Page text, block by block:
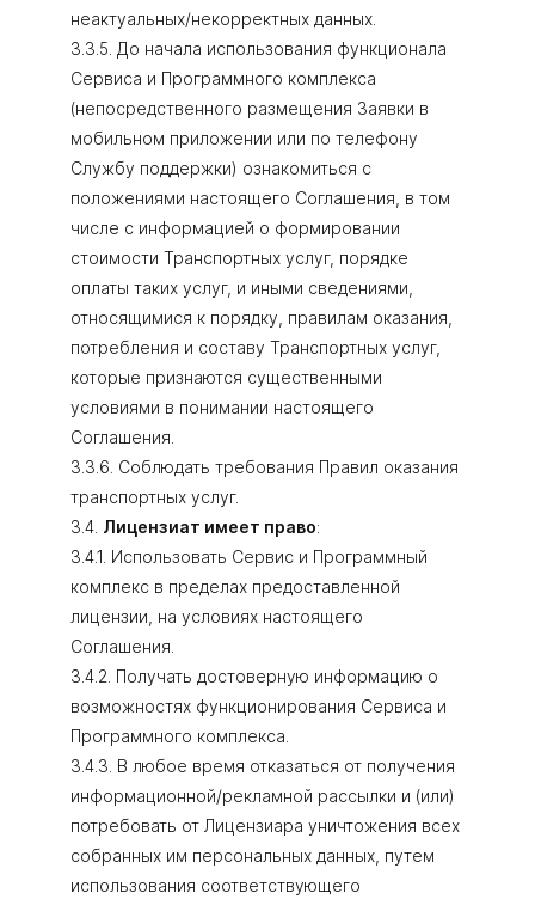
неактуальных/некорректных данных.
3.3.5. До начала использования функционала
Сервиса и Программного комплекса
(непосредственного размещения Заявки в
мобильном приложении или по телефону
Службу поддержки) ознакомиться с
положениями настоящего Соглашения, в том
числе с информацией о формировании
стоимости Транспортных услуг, порядке
оплаты таких услуг, и иными сведениями,
относящимися к порядку, правилам оказания,
потребления и составу Транспортных услуг,
которые признаются существенными
условиями в понимании настоящего
Соглашения.
3.3.6. Соблюдать требования Правил оказания
транспортных услуг.
3.4. Лицензиат имеет право:
3.4.1. Использовать Сервис и Программный
комплекс в пределах предоставленной
лицензии, на условиях настоящего
Соглашения.
3.4.2. Получать достоверную информацию о
возможностях функционирования Сервиса и
Программного комплекса.
3.4.3. В любое время отказаться от получения
информационной/рекламной рассылки и (или)
потребовать от Лицензиара уничтожения всех
собранных им персональных данных, путем
использования соответствующего